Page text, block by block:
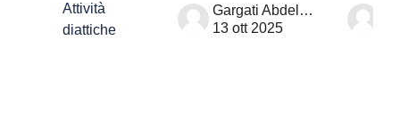
Attività
diattiche
Gargati Abdellah
13 ott 2025